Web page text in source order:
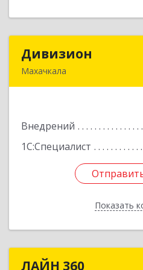
Дивизион
Махачкала
Внедрений
1С:Специалист
Показать
ЛАЙН 360